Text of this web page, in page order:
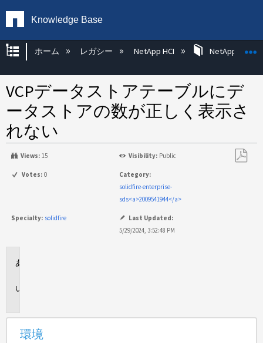
Knowledge Base
グローバル階層を展開/折りたたむ
ホーム レガシー NetApp HCI NetApp HCI
VCPデータストアテーブルにデ
ータストアの数が正しく表示さ
れない
Views: 15 Visibility: Public
Votes: 0
Category:
solidfire-enterprise-
sds<a>2009541944</a>
Specialty: solidfire
Last Updated:
5/29/2024, 3:52:48 PM
環境